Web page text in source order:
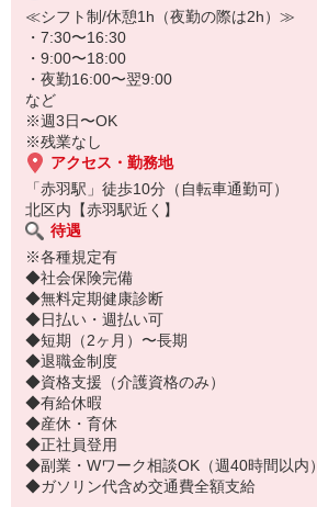
お試し2ヶ月〜の勤務も大歓迎です♪
≪シフト制/休憩1h（夜勤の際は2h）≫
・7:30〜16:30
・9:00〜18:00
・夜勤16:00〜翌9:00
など
※週3日〜OK
※残業なし
アクセス・勤務地
「赤羽駅」徒歩10分（自転車通勤可）
北区内【赤羽駅近く】
待遇
※各種規定有
◆社会保険完備
◆無料定期健康診断
◆日払い・週払い可
◆短期（2ヶ月）〜長期
◆退職金制度
◆資格支援（介護資格のみ）
◆有給休暇
◆産休・育休
◆正社員登用
◆副業・Wワーク相談OK（週40時間以内）
◆ガソリン代含め交通費全額支給